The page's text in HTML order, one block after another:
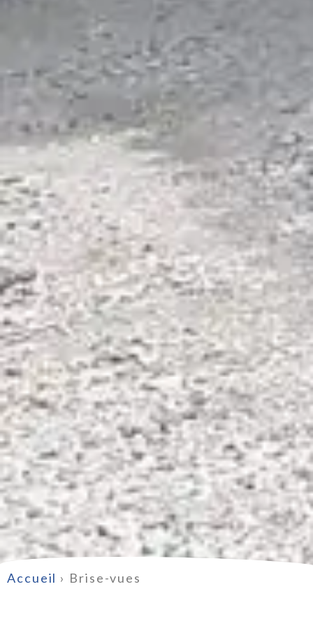
Accueil › Brise-vues